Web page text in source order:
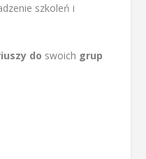
szkoleń i
do swoich grup